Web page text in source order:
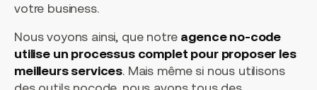
votre business.
Nous voyons ainsi, que notre agence no-code
utilise un processus complet pour proposer les
meilleurs services. Mais même si nous utilisons